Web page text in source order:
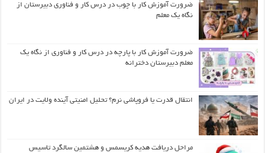
ضرورت آموزش کار با چوب در درس کار و فناوری دبیرستان از
نگاه یک معلم
ضرورت آموزش کار با پارچه در درس کار و فناوری از نگاه یک
معلم دبیرستان دخترانه
انتقال قدرت یا فروپاشی نرم؟ تحلیل امنیتی آینده ولایت در ایران
مراحل دریافت هدیه کریسمس و هشتمین سالگرد تاسیس